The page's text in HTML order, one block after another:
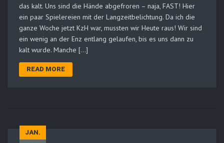
das kalt. Uns sind die Hände abgefroren – naja, FAST! Hier
ein paar Spielereien mit der Langzeitbelichtung. Da ich die
ganze Woche jetzt KzH war, mussten wir Heute raus! Wir sind
ein wenig an der Enz entlang gelaufen, bis es uns dann zu
kalt wurde. Manche […]
READ MORE
JAN.